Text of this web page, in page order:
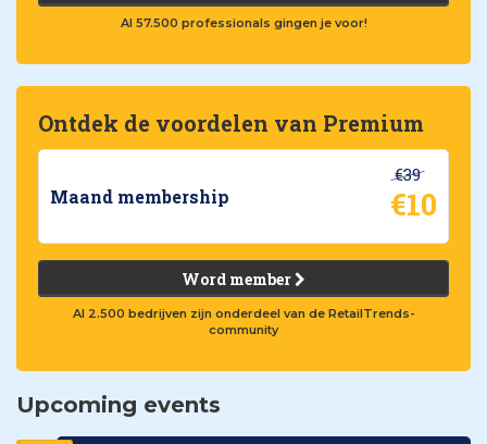
Al 57.500 professionals gingen je voor!
Ontdek de voordelen van Premium
Maand membership
€39
€10
Word member
Al 2.500 bedrijven zijn onderdeel van de RetailTrends-
community
Upcoming events